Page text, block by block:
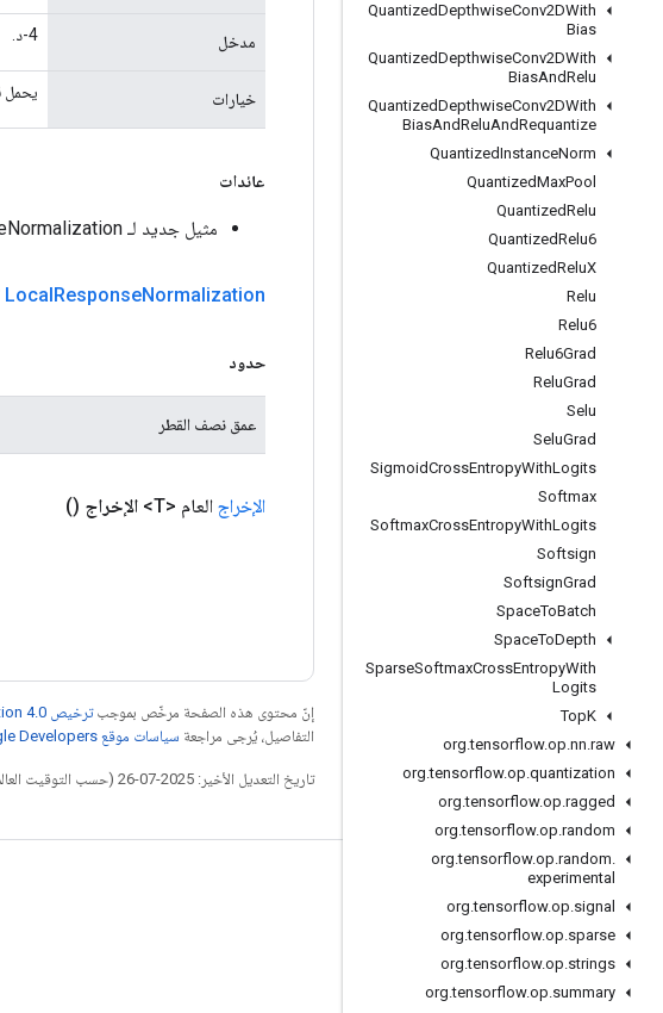
QuantizedDepthwiseConv2DWith
Bias
QuantizedDepthwiseConv2DWith
BiasAndRelu
QuantizedDepthwiseConv2DWith
BiasAndReluAndRequantize
QuantizedInstanceNorm
QuantizedMaxPool
QuantizedRelu
QuantizedRelu6
QuantizedReluX
Relu
Relu6
Relu6Grad
ReluGrad
Selu
SeluGrad
SigmoidCrossEntropyWithLogits
Softmax
SoftmaxCrossEntropyWithLogits
Softsign
SoftsignGrad
SpaceToBatch
SpaceToDepth
SparseSoftmaxCrossEntropyWith
Logits
TopK
org.tensorflow.op.nn.raw
org.tensorflow.op.quantization
org.tensorflow.op.ragged
org.tensorflow.op.random
org.tensorflow.op.random.
experimental
org.tensorflow.op.signal
org.tensorflow.op.sparse
org.tensorflow.op.strings
org.tensorflow.op.summary
مدخل 4-د.
خيارات يحمل
عائدات
مثيل جديد لـ LocalResponseNormalization
LocalResponseNormalization
حدود
عمق نصف القطر
الإخراج العام <T> الإخراج ()
إنّ محتوى هذه الصفحة مرخّص بموجبترخيص Creative Commons Attribution 4.0‏
التفاصيل، يُرجى مراجعة سياسات موقع Google Developers‏
تاريخ التعديل الأخير: 2025-07-26 (حسب التوقيت العالمي المتفَّق عليه)
التواصل الاجتماعي
المنتدى
GitHub